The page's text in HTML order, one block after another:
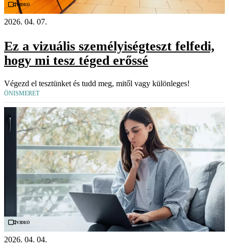
Videó
2026. 04. 07.
Ez a vizuális személyiségteszt felfedi,
hogy mi tesz téged erőssé
Végezd el tesztünket és tudd meg, mitől vagy különleges!
ÖNISMERET
Videó
2026. 04. 04.